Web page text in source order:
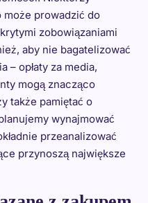
prowadzić do
zobowiązaniami
aby nie bagatelizować
– opłaty za media,
mogą znacząco
także pamiętać o
wynajmować
przeanalizować
przynoszą największe